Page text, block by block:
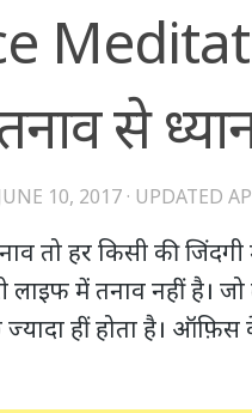
से
10, 2017 · UPDATED
तो हर किसी की
लाइफ में तनाव नहीं है।
हीं होता है।